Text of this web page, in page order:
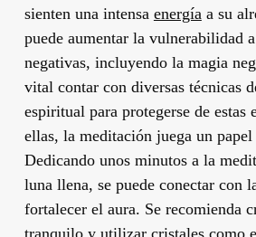
sienten una intensa energíaa su
puede aumentar la vulnerabilidad
negativas, incluyendo la magia
vital contar con diversas técnicas
espiritual para protegerse de estas
ellas, la meditación juega un
Dedicando unos minutos a la
luna llena, se puede conectar con
fortalecer el aura. Se recomienda